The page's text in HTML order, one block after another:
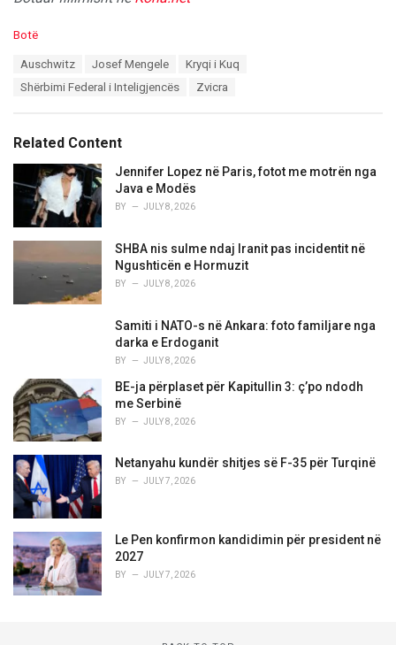
C
i
e
Botë
Auschwitz Josef Mengele
Kryqi i Kuq
Shërbimi Federal i Inteligjencës
Zvicra
Related Content
Jennifer Lopez në Paris, fotot me motrën nga
Java e Modës
BY JULY 8, 2026
SHBA nis sulme ndaj Iranit pas incidentit në
Ngushticën e Hormuzit
BY JULY 8, 2026
Samiti i NATO-s në Ankara: foto familjare nga
darka e Erdoganit
BY JULY 8, 2026
BE-ja përplaset për Kapitullin 3: ç’po ndodh
me Serbinë
BY JULY 8, 2026
Netanyahu kundër shitjes së F-35 për Turqinë
BY JULY 7, 2026
Le Pen konfirmon kandidimin për president në
2027
BY JULY 7, 2026